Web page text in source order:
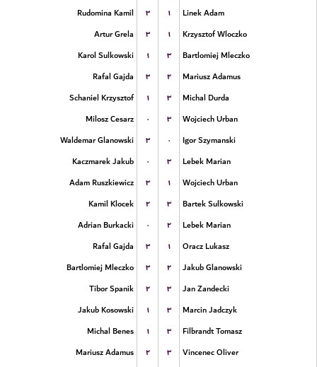
Rudomina Kamil
۳ ۱
Linek Adam
Artur Grela
۳ ۱
Krzysztof Wloczko
Karol Sulkowski
۱ ۳
Bartlomiej Mleczko
Rafal Gajda
۳ ۲
Mariusz Adamus
Schaniel Krzysztof
۱ ۳
Michal Durda
Milosz Cesarz
۰ ۳
Wojciech Urban
Waldemar Glanowski
۳ ۰
Igor Szymanski
Kaczmarek Jakub
۰ ۳
Lebek Marian
Adam Ruszkiewicz
۳ ۱
Wojciech Urban
Kamil Klocek
۲ ۳
Bartek Sulkowski
Adrian Burkacki
۰ ۲
Lebek Marian
Rafal Gajda
۳ ۱
Oracz Lukasz
Bartlomiej Mleczko
۳ ۲
Jakub Glanowski
Tibor Spanik
۲ ۳
Jan Zandecki
Jakub Kosowski
۱ ۳
Marcin Jadczyk
Michal Benes
۱ ۳
Filbrandt Tomasz
Mariusz Adamus
۲ ۳
Vincenec Oliver